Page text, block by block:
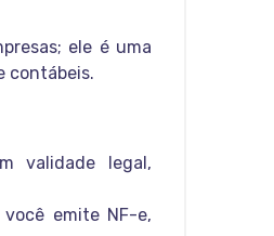
ele é uma
contábeis.
validade legal,
emite NF-e,